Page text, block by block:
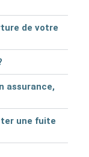
de votre
assurance,
une fuite